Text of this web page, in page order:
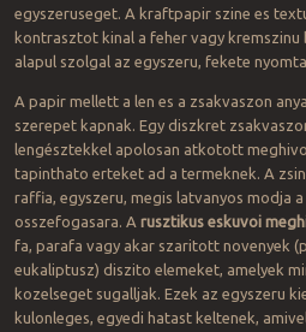
egyszeruseget. A kraftpapir szine es
kontrasztot kinal a feher vagy
alapul szolgal az egyszeru, fekete
A papir mellett a len es a zsakvaszon
szerepet kapnak. Egy diszkret
lengésztekkel apolosan atkotott
tapinthato erteket ad a termeknek. A
raffia, egyszeru, megis latvanyos modja
osszefogasara. A rusztikus eskuvoi
fa, parafa vagy akar szaritott novenyek
eukaliptusz) diszito elemeket, amelyek
kozelseget sugalljak. Ezek az egyszeru
kulonleges, egyedi hatast keltenek,